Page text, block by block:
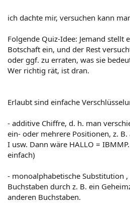
ich dachte mir, versuchen kann
Folgende Quiz-Idee: Jemand stellt
Botschaft ein, und der Rest
oder ggf. zu erraten, was sie
Wer richtig rät, ist dran.
Erlaubt sind einfache
- additive Chiffre, d. h. man
ein- oder mehrere Positionen, z.
I usw. Dann wäre HALLO =
einfach)
- monoalphabetische Substitution
Buchstaben durch z. B. ein
anderen Buchstaben.